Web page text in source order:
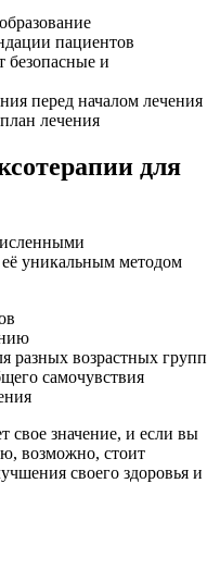
пациентов
безопасные и
перед началом лечения
лечения
для
уникальным методом
разных возрастных групп
самочувствия
свое значение, и если вы
возможно, стоит
своего здоровья и